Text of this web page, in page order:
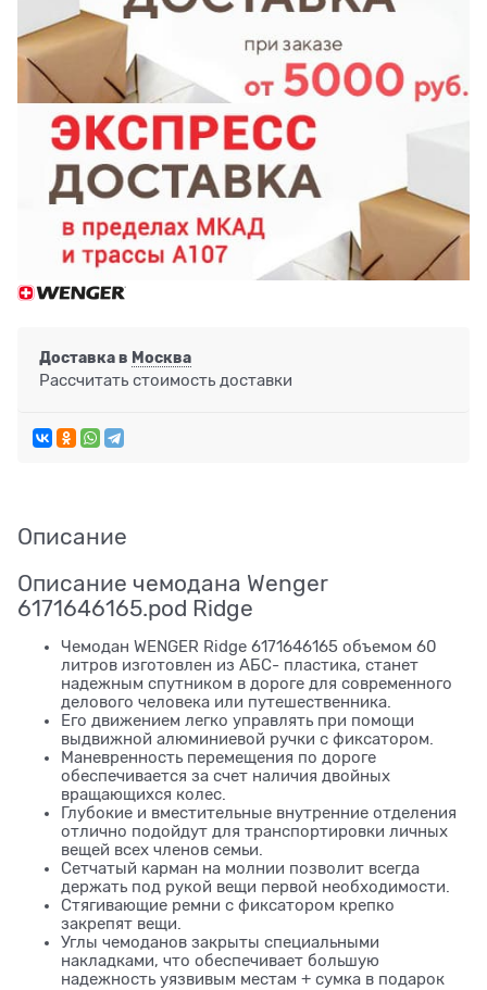
Доставка в Москва
Рассчитать стоимость доставки
Описание
Описание чемодана Wenger
6171646165.pod Ridge
Чемодан WENGER Ridge 6171646165 объемом 60
литров изготовлен из АБС- пластика, станет
надежным спутником в дороге для современного
делового человека или путешественника.
Его движением легко управлять при помощи
выдвижной алюминиевой ручки с фиксатором.
Маневренность перемещения по дороге
обеспечивается за счет наличия двойных
вращающихся колес.
Глубокие и вместительные внутренние отделения
отлично подойдут для транспортировки личных
вещей всех членов семьи.
Сетчатый карман на молнии позволит всегда
держать под рукой вещи первой необходимости.
Стягивающие ремни с фиксатором крепко
закрепят вещи.
Углы чемоданов закрыты специальными
накладками, что обеспечивает большую
надежность уязвивым местам + сумка в подарок